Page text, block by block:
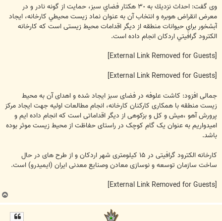
وی گفت: احداث نزديك به ٣٠ هكتار فضاي سبز، حمايت از گونه نادر و در
معرض انقراض هوبره و انتخاب آن به عنوان نماد زيست محيطي كارخانه، ايجاد
آبشخور براي حيوانات منطقه از دیگر اقدامات محیط زیستی است که کارخانه
الكترود گرافيتي اردكان انجام داده است.
[External Link Removed for Guests]
[External Link Removed for Guests]
جمالی افزود: کاشت علوفه در فضای سبز ایجاد شده و اهدای آن به محیط
زیست منطقه با همکاری کارکنان کارخانه، انجام مطالعات اوليه جهت ايجاد مركز
پرورش آهو ،ميش و كل و بزکوهی از دیگر اقداماتی است که انجام داده ایم و
امیدواریم به عنوان یک گام کوچک در راستای حفاظت از محیط زیست موثر بوده
باشد.
کارخانه الکترود گرافیتی در ۱۵ کیلومتری شهر اردکان و از طرح های در حال
ساخت سازمان توسعه و نوسازی معادن وصنایع معدنی ایران (ایمیدرو) است.
[External Link Removed for Guests]